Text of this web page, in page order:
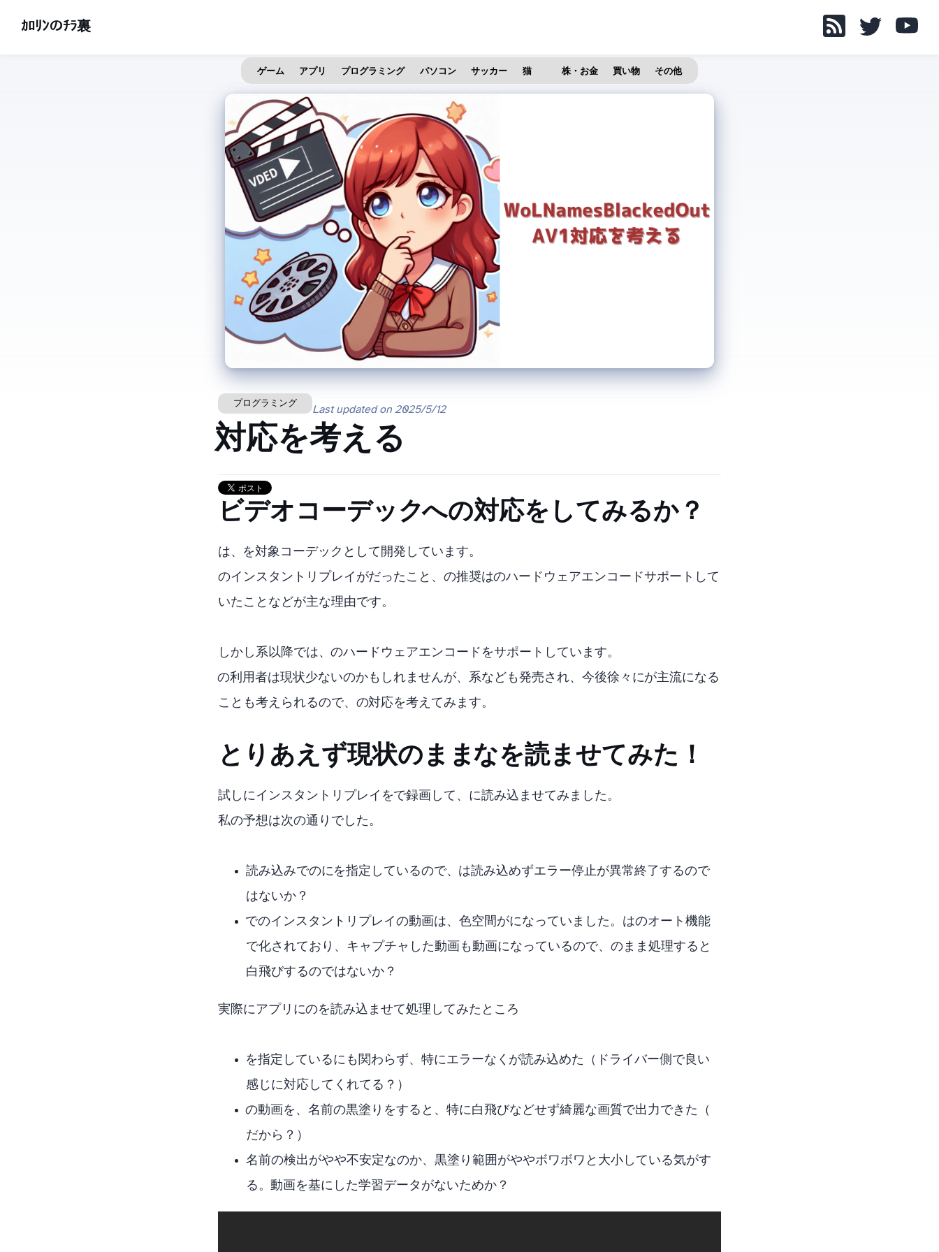
ｶﾛﾘﾝのﾁﾗ裏
ゲーム アプリ プログラミング パソコン サッカー 猫 株・お金 買い物 その他
プログラミング
Last updated on 2025/5/12
WoLNamesBlackedOut AV1対応を考える
ビデオコーデック AV1への対応をしてみるか？
WoLNamesBlackedOutは、HEVCを対象コーデックとして開発しています。
GeforceのインスタントリプレイがHEVCだったこと、FF14の推奨GPUはHEVCのハードウェアエンコードサポートして
いたことなどが主な理由です。
しかしGeforce4000系以降では、AV1のハードウェアエンコードをサポートしています。
AV1の利用者は現状少ないのかもしれませんが、5000系なども発売され、今後徐々にAV1が主流になる
ことも考えられるので、WoLNamesBlackedOutのAV1対応を考えてみます。
とりあえず現状のままAV1なMP4を読ませてみた！
試しにインスタントリプレイをAV1で録画して、WoLNamesBlackedOutに読み込ませてみました。
私の予想は次の通りでした。
読み込みでのCODECにHEVCを指定しているので、AV1は読み込めずエラー停止が異常終了するので
はないか？
AV1でのインスタントリプレイのMP4動画は、色空間がBT709になっていました。FF14はWindowsのオートHDR機能
でHDR化されており、キャプチャした動画もHDR動画になっているので、BT709のまま処理すると
白飛びするのではないか？
実際にアプリにAV1のMP4を読み込ませて処理してみたところ
HEVCを指定しているにも関わらず、特にエラーなくAV1が読み込めた（ドライバー側で良い
感じに対応してくれてる？）
AV1の動画を、名前の黒塗りをすると、特に白飛びなどせず綺麗な画質で出力できた（BT709
だから？）
名前の検出がやや不安定なのか、黒塗り範囲がややボワボワと大小している気がす
る。AV1動画を基にした学習データがないためか？